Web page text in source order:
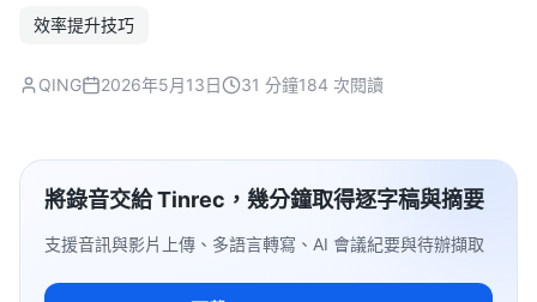
效率提升技巧
QING 2026年5月13日 31 分鐘184 次閱讀
將錄音交給 Tinrec，幾分鐘取得逐字稿與摘要
支援音訊與影片上傳、多語言轉寫、AI 會議紀要與待辦擷取